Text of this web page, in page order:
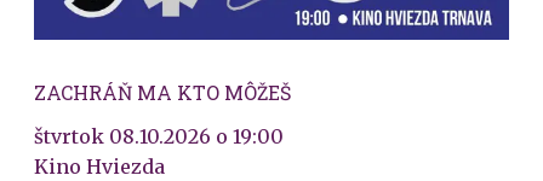
ZACHRÁŇ MA KTO MÔŽEŠ
štvrtok 08.10.2026 o 19:00
Kino Hviezda